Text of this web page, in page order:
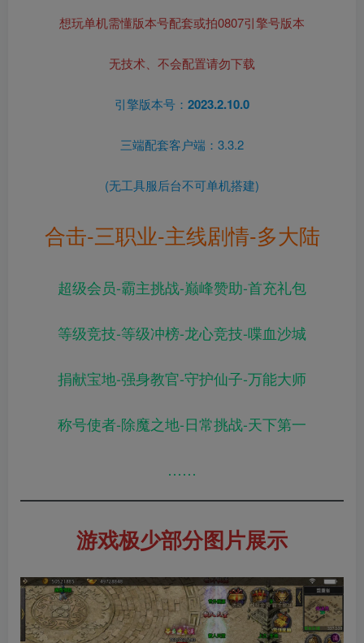
想玩单机需懂版本号配套或拍0807引擎号版本
无技术、不会配置请勿下载
引擎版本号： 2023.2.10.0
三端配套客户端：3.3.2
(无工具服后台不可单机搭建)
合击-三职业-主线剧情-多大陆
超级会员-霸主挑战-巅峰赞助-首充礼包
等级竞技-等级冲榜-龙心竞技-喋血沙城
捐献宝地-强身教官-守护仙子-万能大师
称号使者-除魔之地-日常挑战-天下第一
……
游戏极少部分图片展示